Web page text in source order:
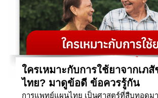
ใครเหมาะกับการใช้ยาจากเภ
ไทย? มาดูข้อดี ข้อควรรู้กัน
การแพทย์แผนไทย เป็นศาสตร์ที่สืบทอดม